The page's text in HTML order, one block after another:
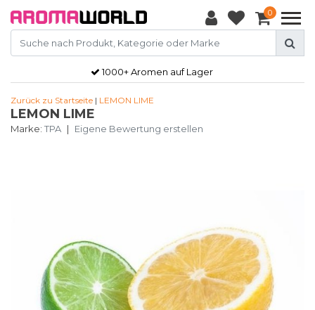
0
1000+ Aromen auf Lager
Zurück zu Startseite | LEMON LIME
LEMON LIME
Marke: TPA | Eigene Bewertung erstellen